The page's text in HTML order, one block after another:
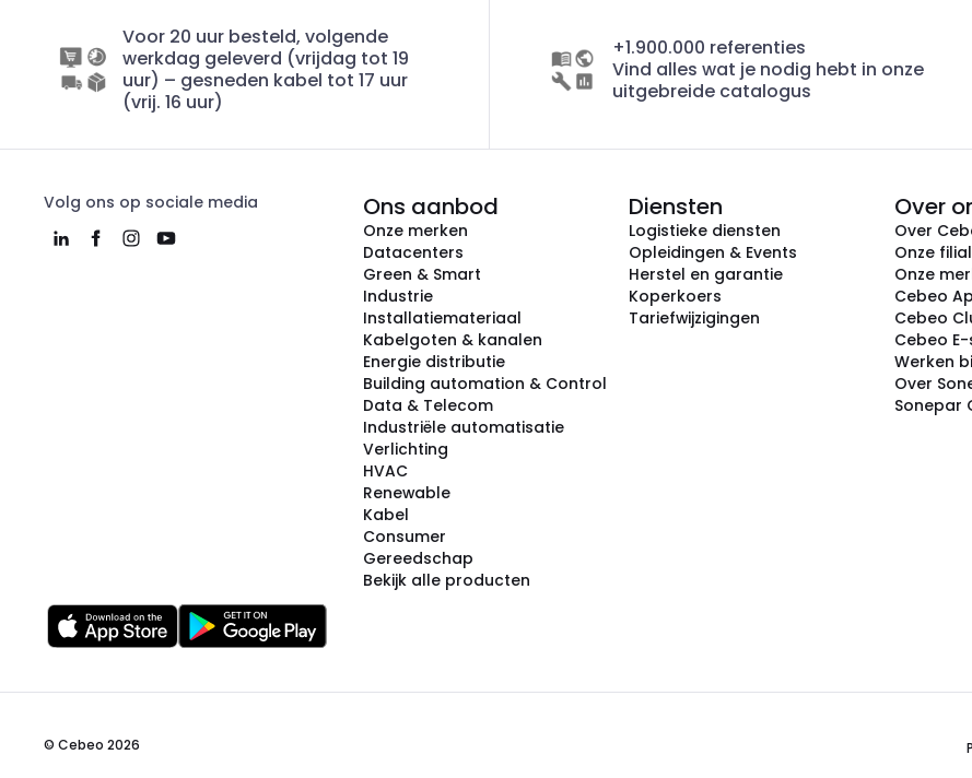
Voor 20 uur besteld, volgende
werkdag geleverd (vrijdag tot 19
uur) – gesneden kabel tot 17 uur
(vrij. 16 uur)
+1.900.000 referenties
Vind alles wat je nodig hebt in onze
uitgebreide catalogus
Volg ons op sociale media Ons aanbod
Onze merken
Datacenters
Green & Smart
Industrie
Installatiemateriaal
Kabelgoten & kanalen
Energie distributie
Building automation & Control
Data & Telecom
Industriële automatisatie
Verlichting
HVAC
Renewable
Kabel
Consumer
Gereedschap
Bekijk alle producten
Diensten
Logistieke diensten
Opleidingen & Events
Herstel en garantie
Koperkoers
Tariefwijzigingen
Over
Over
Onze
Onze
Cebeo
Cebeo
Cebeo
Werken
Over
Sonepar
© Cebeo 2026